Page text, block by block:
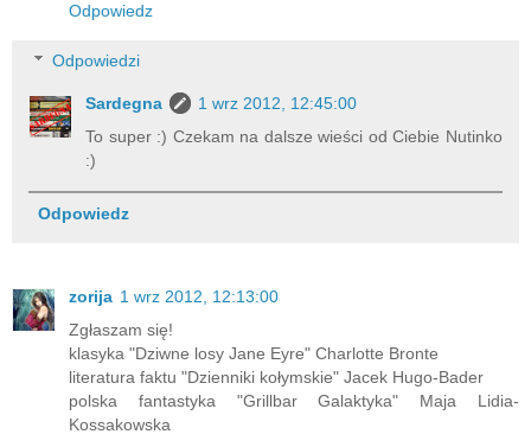
Odpowiedz
Odpowiedzi
Sardegna
1 wrz 2012, 12:45:00
To super :) Czekam na dalsze wieści od Ciebie Nutinko
:)
Odpowiedz
zorija 1 wrz 2012, 12:13:00
Zgłaszam się!
klasyka "Dziwne losy Jane Eyre" Charlotte Bronte
literatura faktu "Dzienniki kołymskie" Jacek Hugo-Bader
polska fantastyka "Grillbar Galaktyka" Maja Lidia-
Kossakowska